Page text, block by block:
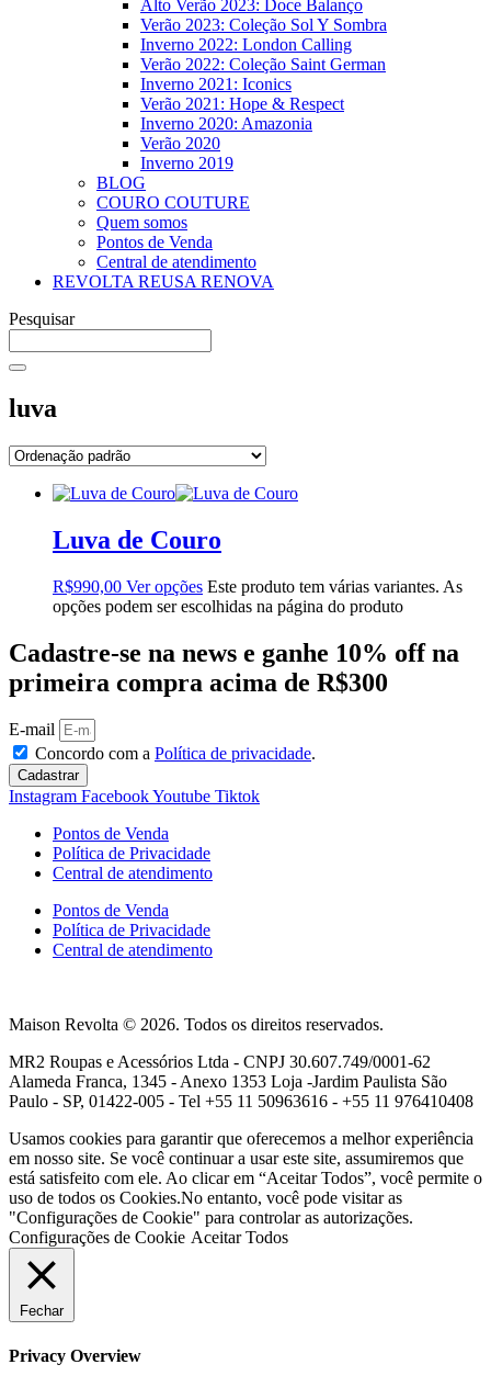
Alto Verão 2023: Doce Balanço
Verão 2023: Coleção Sol Y Sombra
Inverno 2022: London Calling
Verão 2022: Coleção Saint German
Inverno 2021: Iconics
Verão 2021: Hope & Respect
Inverno 2020: Amazonia
Verão 2020
Inverno 2019
BLOG
COURO COUTURE
Quem somos
Pontos de Venda
Central de atendimento
REVOLTA REUSA RENOVA
Pesquisar
luva
Luva de Couro
R$990,00 Ver opções Este produto tem várias variantes. As
opções podem ser escolhidas na página do produto
Cadastre-se na news e ganhe 10% off na
primeira compra acima de R$300
E-mail
Concordo com a Política de privacidade.
Cadastrar
Instagram FacebookYoutube Tiktok
Pontos de Venda
Política de Privacidade
Central de atendimento
Pontos de Venda
Política de Privacidade
Central de atendimento
Maison Revolta © 2026. Todos os direitos reservados.
MR2 Roupas e Acessórios Ltda - CNPJ 30.607.749/0001-62
Alameda Franca, 1345 - Anexo 1353 Loja -Jardim Paulista São
Paulo - SP, 01422-005 - Tel +55 11 50963616 - +55 11 976410408
Usamos cookies para garantir que oferecemos a melhor experiência
em nosso site. Se você continuar a usar este site, assumiremos que
está satisfeito com ele. Ao clicar em “Aceitar Todos”, você permite o
uso de todos os Cookies.No entanto, você pode visitar as
"Configurações de Cookie" para controlar as autorizações.
Configurações de Cookie Aceitar Todos
Fechar
Privacy Overview